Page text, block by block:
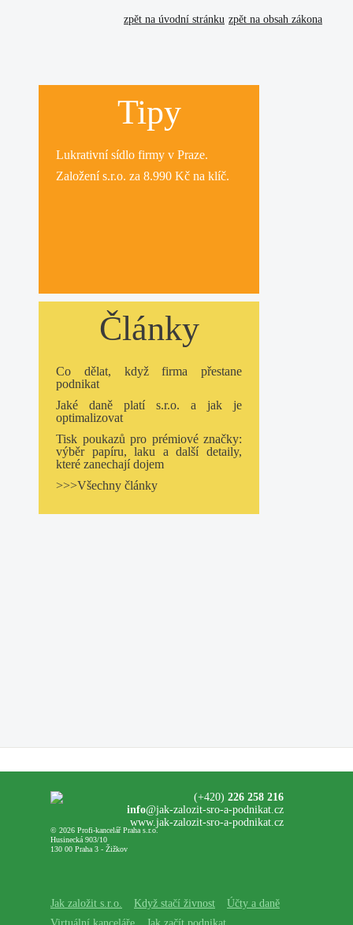
zpět na obsah zákona
zpět na úvodní stránku
Tipy
Lukrativnísídlo firmy v Praze.
Založení s.r.o. za 8.990 Kč na klíč.
Články
Co dělat, když firma přestane
podnikat
Jaké daně platí s.r.o. a jak je
optimalizovat
Tisk poukazů pro prémiové značky:
výběr papíru, laku a další detaily,
které zanechají dojem
>>>Všechny články
© 2026 Profi-kancelář Praha s.r.o.
Husinecká 903/10
130 00 Praha 3 - Žižkov
(+420) 226 258 216
info@jak-zalozit-sro-a-podnikat.cz
www.jak-zalozit-sro-a-podnikat.cz
Jak založit s.r.o. Když stačí živnost
Účty a daně